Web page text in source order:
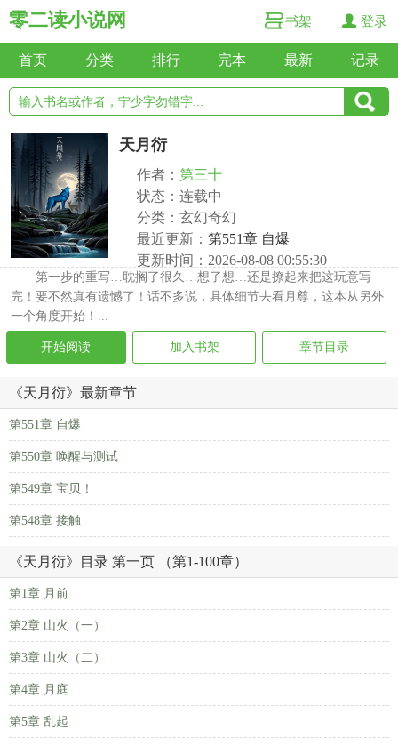
零二读小说网 书架 登录
首页 分类 排行 完本 最新 记录
天月衍
作者： 第三十
状态：连载中
分类：玄幻奇幻
最近更新： 第551章 自爆
更新时间：2026-08-08 00:55:30
第一步的重写…耽搁了很久…想了想…还是撩起来把这玩意写
完！要不然真有遗憾了！话不多说，具体细节去看月尊，这本从另外
一个角度开始！...
开始阅读 加入书架 章节目录
《天月衍》最新章节
第551章 自爆
第550章 唤醒与测试
第549章 宝贝！
第548章 接触
《天月衍》目录 第一页 （第1-100章）
第1章 月前
第2章 山火（一）
第3章 山火（二）
第4章 月庭
第5章 乱起